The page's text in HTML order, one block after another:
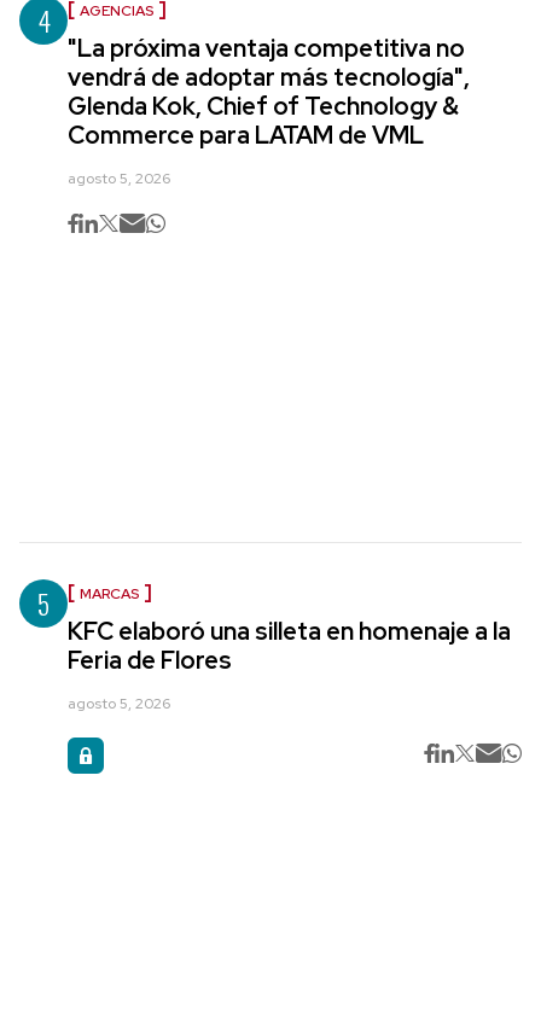
4 AGENCIAS
"La próxima ventaja competitiva no
vendrá de adoptar más tecnología",
Glenda Kok, Chief of Technology &
Commerce para LATAM de VML
agosto 5, 2026
5 MARCAS
KFC elaboró una silleta en homenaje a la
Feria de Flores
agosto 5, 2026